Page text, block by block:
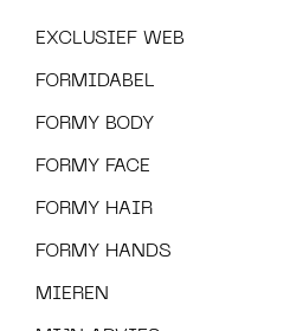
EXCLUSIEF WEB
FORMIDABEL
FORMY BODY
FORMY FACE
FORMY HAIR
FORMY HANDS
MIEREN